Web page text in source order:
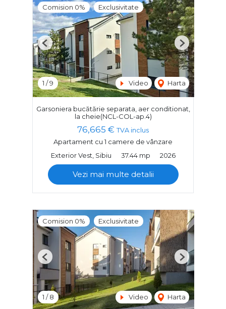
Comision 0% Exclusivitate
1 /9 Video Harta
Previous Next
Garsoniera bucătărie separata, aer conditionat,
la cheie(NCL-COL-ap.4)
76,665 € TVA inclus
Apartament cu 1 camere de vânzare
Exterior Vest, Sibiu
37.44 mp 2026
Vezi mai multe detalii
Comision 0% Exclusivitate
1 /8 Video Harta
Previous Next